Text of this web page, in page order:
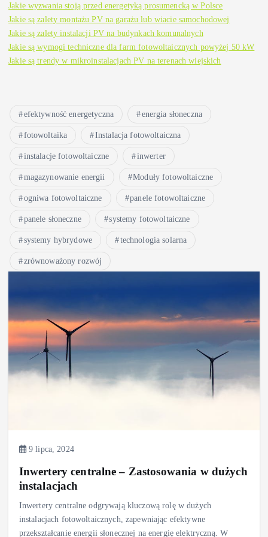
Jakie wyzwania stoją przed energetyką prosumencką w Polsce
Jakie są zalety montażu PV na garażu lub wiacie samochodowej
Jakie są zalety instalacji PV na budynkach komunalnych
Jakie są wymogi techniczne dla farm fotowoltaicznych powyżej 50 kW
Jakie są trendy w mikroinstalacjach PV na terenach wiejskich
efektywność energetyczna energia słoneczna
fotowoltaika Instalacja fotowoltaiczna
instalacje fotowoltaiczne inwerter
magazynowanie energii Moduły fotowoltaiczne
ogniwa fotowoltaiczne panele fotowoltaiczne
panele słoneczne systemy fotowoltaiczne
systemy hybrydowe technologia solarna
zrównoważony rozwój
9 lipca, 2024
Inwertery centralne – Zastosowania w dużych
instalacjach
Inwertery centralne odgrywają kluczową rolę w dużych
instalacjach fotowoltaicznych, zapewniając efektywne
przekształcanie energii słonecznej na energię elektryczną. W